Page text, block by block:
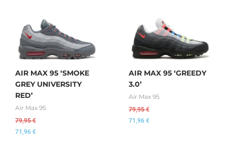
AIR MAX 95 ‘SMOKE
GREY UNIVERSITY
RED’
Air Max 95
79,95€
71,96 €
AIR MAX 95 ‘GREEDY
3.0’
Air Max 95
79,95€
71,96 €